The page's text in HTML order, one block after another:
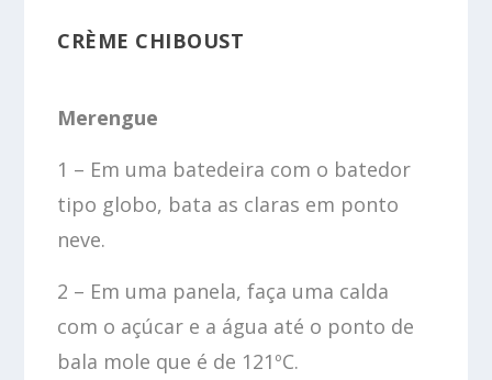
CRÈME CHIBOUST
Merengue
1 – Em uma batedeira com o batedor
tipo globo, bata as claras em ponto
neve.
2 – Em uma panela, faça uma calda
com o açúcar e a água até o ponto de
bala mole que é de 121ºC.